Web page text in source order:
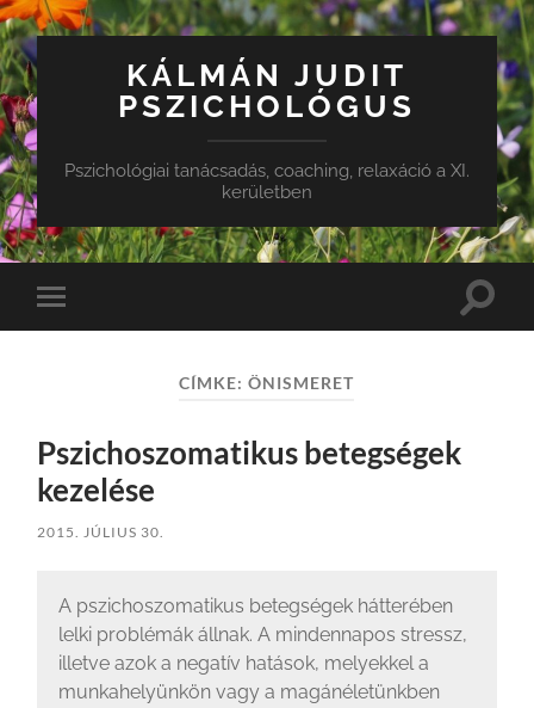
KÁLMÁN JUDIT
PSZICHOLÓGUS
Pszichológiai tanácsadás, coaching, relaxáció a XI.
kerületben
Toggle
mobile
Toggle
CÍMKE:ÖNISMERET
Pszichoszomatikus betegségek
kezelése
2015. JÚLIUS 30.
A pszichoszomatikus betegségek hátterében
lelki problémák állnak. A mindennapos stressz,
illetve azok a negatív hatások, melyekkel a
munkahelyünkön vagy a magánéletünkben